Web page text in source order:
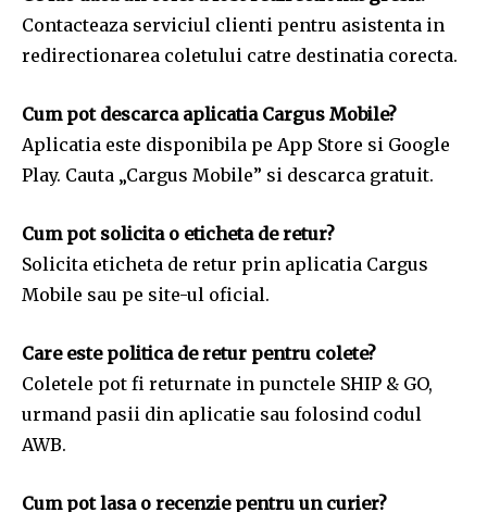
Contacteaza serviciul clienti pentru asistenta in
redirectionarea coletului catre destinatia corecta.
Cum pot descarca aplicatia Cargus Mobile?
Aplicatia este disponibila pe App Store si Google
Play. Cauta „Cargus Mobile” si descarca gratuit.
Cum pot solicita o eticheta de retur?
Solicita eticheta de retur prin aplicatia Cargus
Mobile sau pe site-ul oficial.
Care este politica de retur pentru colete?
Coletele pot fi returnate in punctele SHIP & GO,
urmand pasii din aplicatie sau folosind codul
AWB.
Cum pot lasa o recenzie pentru un curier?